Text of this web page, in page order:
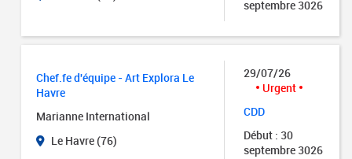
septembre 3026
Chef.fe d'équipe - Art Explora Le
Havre
Marianne International
Le Havre (76)
29/07/26
Urgent
CDD
Début : 30
septembre 3026